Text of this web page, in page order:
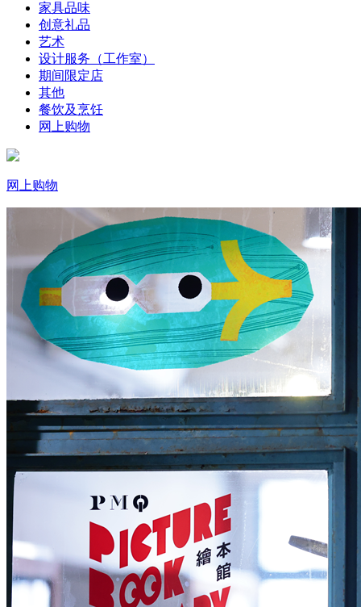
家具品味
创意礼品
艺术
设计服务（工作室）
期间限定店
其他
餐饮及烹饪
网上购物
网上购物